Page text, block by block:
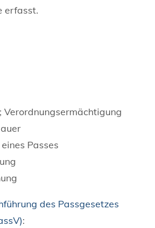
erfasst.
Verordnungsermächtigung
Passes
des Passgesetzes
: